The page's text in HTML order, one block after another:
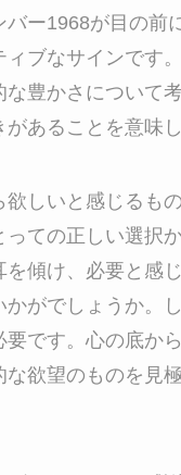
バー1968が目の前
ブなサインです
な豊かさについて
あることを意味し
欲しいと感じるも
っての正しい選択
を傾け、必要と感
かがでしょうか。
要です。心の底か
な欲望のものを見